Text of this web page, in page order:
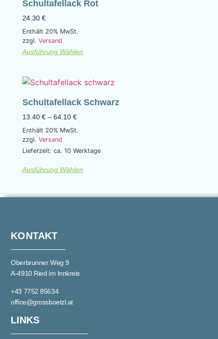
Schultafellack Rot
24.30 €
Enthält 20% MwSt.
zzgl. Versand
Ausführung Wählen
Schultafellack Schwarz
13.40 € – 64.10 €
Enthält 20% MwSt.
zzgl. Versand
Lieferzeit: ca. 10 Werktage
Ausführung Wählen
LINKS
KONTAKT
Oberbrunner Weg 9
A-4910 Ried im Innkreis
+43 7752 85634
office@grossboetzl.at